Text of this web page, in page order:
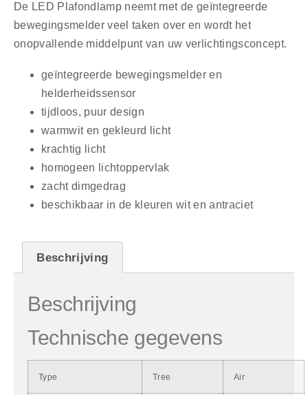
De LED Plafondlamp neemt met de geïntegreerde
bewegingsmelder veel taken over en wordt het
onopvallende middelpunt van uw verlichtingsconcept.
geïntegreerde bewegingsmelder en
helderheidssensor
tijdloos, puur design
warmwit en gekleurd licht
krachtig licht
homogeen lichtoppervlak
zacht dimgedrag
beschikbaar in de kleuren wit en antraciet
Beschrijving
Beschrijving
Technische gegevens
Type Tree Air